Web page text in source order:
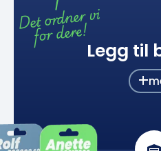
Det ordner vi
for dere!
Legg til
+